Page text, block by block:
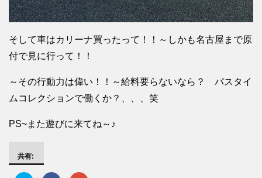
そして車はカリーナ買ったって！！～しかも名古屋まで原
付で見に行って！！
～その行動力は偉い！！～給料要らないなら？ パスタイ
ムコレクションで働くか？、、、笑
PS~また遊びに来てね～♪
共有: